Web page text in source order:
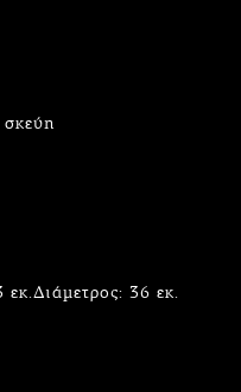
σκεύη
εκ.Διάμετρος: 36 εκ.